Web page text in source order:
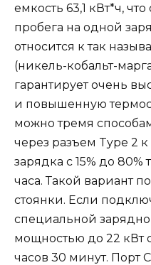
емкость 63,1 кВт*ч,
пробега на одной
относится к так
(никель-кобальт-
гарантирует очень
и повышенную
можно тремя
через разъем Type 2
зарядка с 15% до
часа. Такой вариант
стоянки. Если
специальной
мощностью до 22 кВт
часов 30 минут. Порт